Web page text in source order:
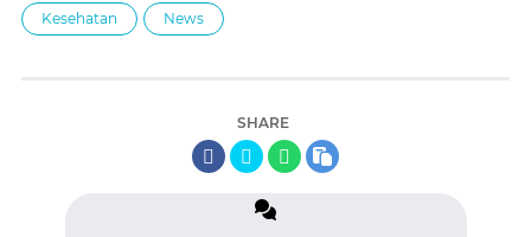
Kesehatan News
SHARE